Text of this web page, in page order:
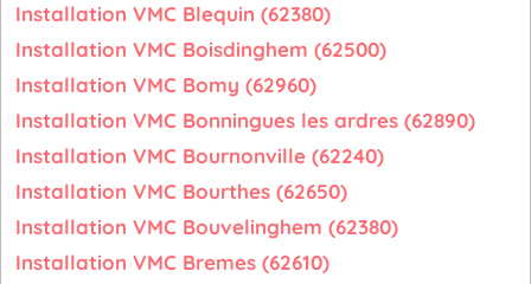
Installation VMC Blequin (62380)
Installation VMC Boisdinghem (62500)
Installation VMC Bomy (62960)
Installation VMC Bonningues les ardres (62890)
Installation VMC Bournonville (62240)
Installation VMC Bourthes (62650)
Installation VMC Bouvelinghem (62380)
Installation VMC Bremes (62610)